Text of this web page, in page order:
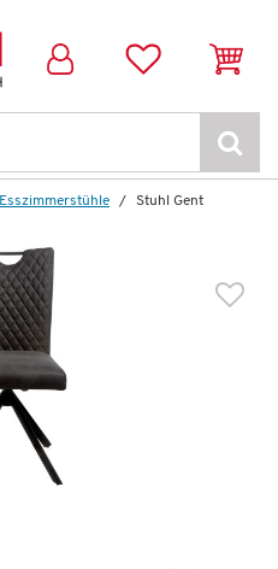
Esszimmerstühle Stuhl Gent